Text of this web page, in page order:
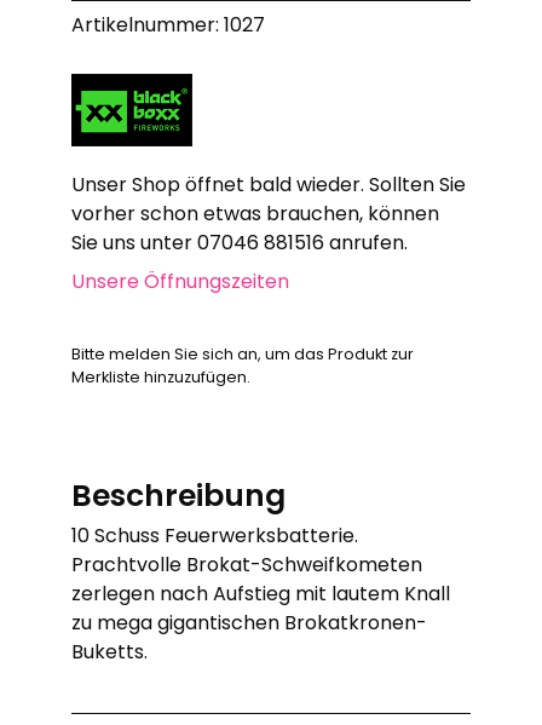
Artikelnummer: 1027
Unser Shop öffnet bald wieder. Sollten Sie
vorher schon etwas brauchen, können
Sie uns unter 07046 881516 anrufen.
Unsere Öffnungszeiten
Bitte melden Sie sich an, um das Produkt zur
Merkliste hinzuzufügen.
Beschreibung
10 Schuss Feuerwerksbatterie.
Prachtvolle Brokat-Schweifkometen
zerlegen nach Aufstieg mit lautem Knall
zu mega gigantischen Brokatkronen-
Buketts.